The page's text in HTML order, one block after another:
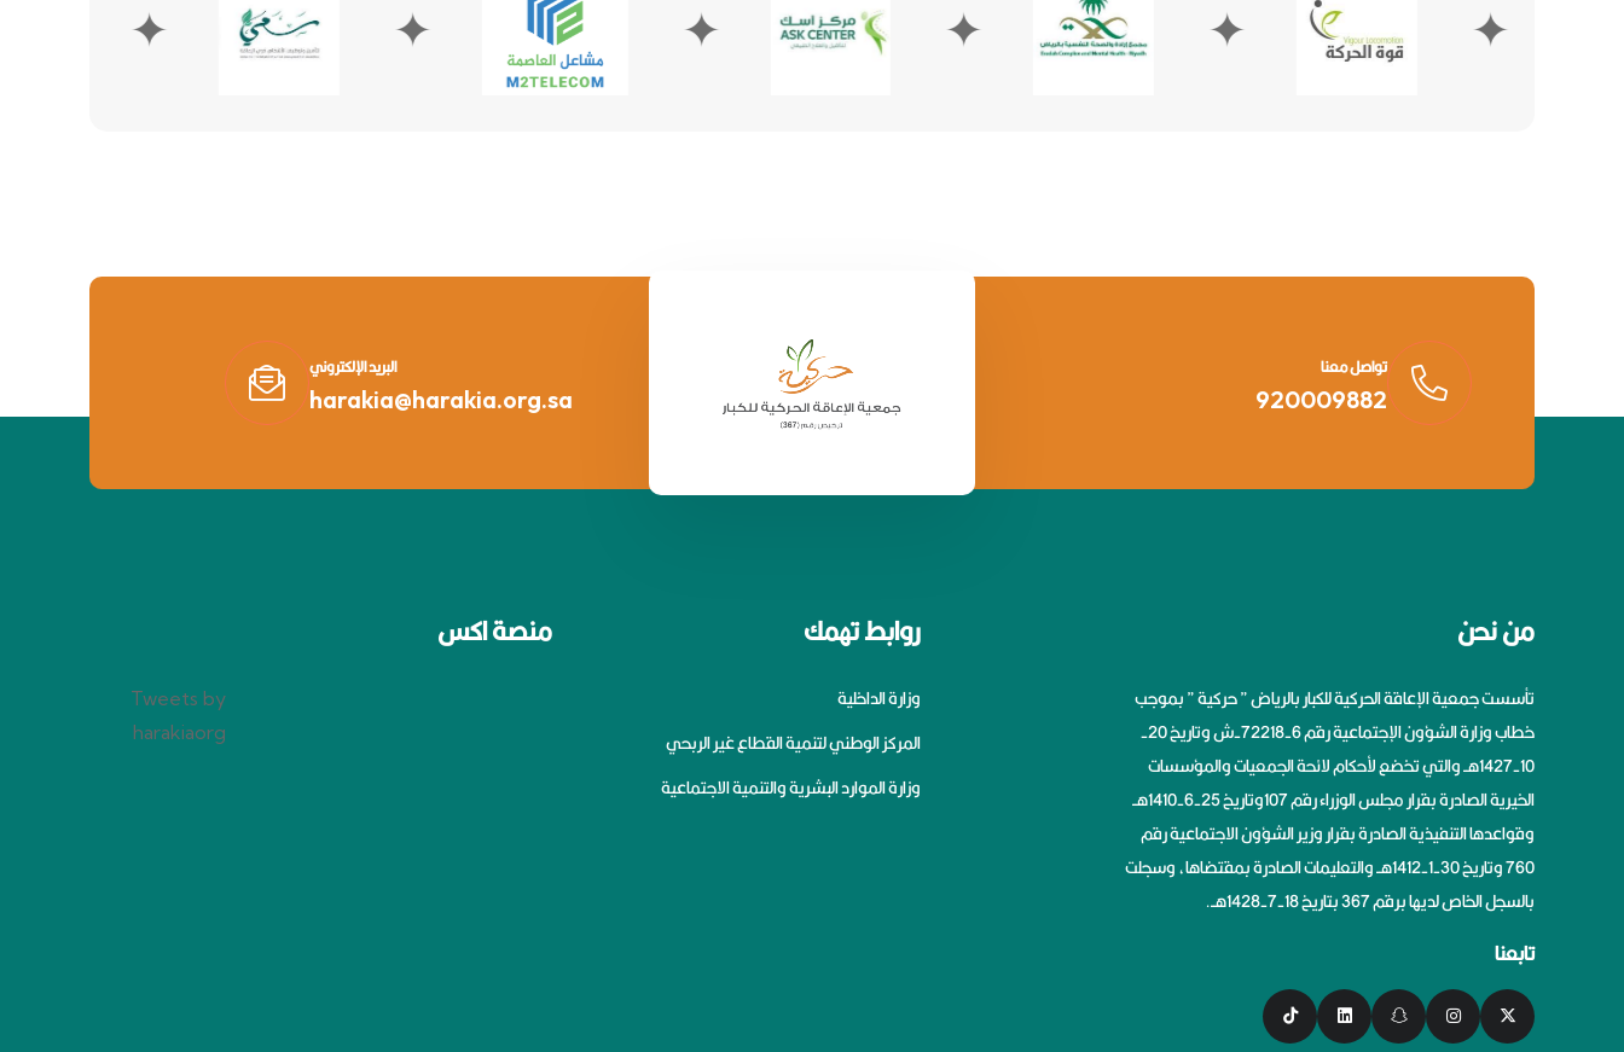
✦ ✦ ✦ ✦ ✦
تواصل معنا
920009882
البريد الإلكتروني
harakia@harakia.org.sa
من نحن
تأسست جمعية الإعاقة الحركية للكبار بالرياض ” حركية ” بموجب
خطاب وزارة الشؤون الإجتماعية رقم 6-72218-ش وتاريخ 20-
10-1427هــ والتي تخضع لأحكام لائحة الجمعيات والمؤسسات
الخيرية الصادرة بقرار مجلس الوزراء رقم 107وتاريخ 25-6-1410هــ
وقواعدها التنفيذية الصادرة بقرار وزير الشؤون الاجتماعية رقم
760 وتاريخ 30-1-1412هــ والتعليمات الصادرة بمقتضاها، وسجلت
بالسجل الخاص لديها برقم 367 بتاريخ 18-7-1428هــ.
تابعنا
روابط تهمك
وزارة الداخلية
المركز الوطني لتنمية القطاع غير الربحي
وزارة الموارد البشرية والتنمية الاجتماعية
منصة اكس
Tweets by
harakiaorg